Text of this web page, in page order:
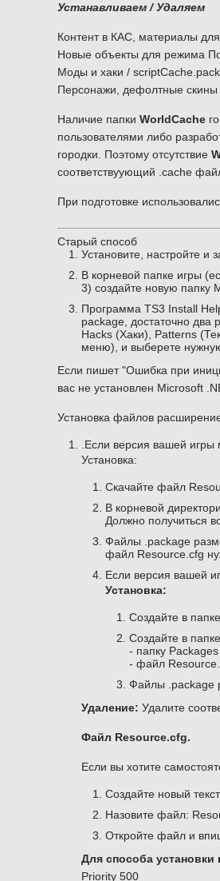
Устанавливаем / Удаляем
Контент в КАС, материалы
Новые объекты для режима
Моды и хаки /
Персонажи, дефолтные
Наличие папки WorldCache
пользователями либо
городки. Поэтому отсутствие
соответствуующий .cache
При подготовке
Старый способ
Установите, настройте и
В корневой папке игры
3) создайте новую папку
Программа TS3 Install
package, достаточно два
Hacks (Хаки), Patterns
меню), и выберете
Если пишет "Ошибка при
вас не установлен Microsoft
Установка файлов
.Если версия вашей
Установка:
Скачайте файл
В корневой
Должно получиться
Файлы .package
файл Resource.cfg
Если версия вашей
Установка:
Создайте в
Создайте в
- папку Packages
- файл
Файлы .package
Удаление: Удалите
Файл Resource.cfg.
Если вы хотите
Создайте новый
Назовите файл:
Откройте файл и
Для способа установки
Priority 500